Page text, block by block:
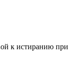
к истиранию при